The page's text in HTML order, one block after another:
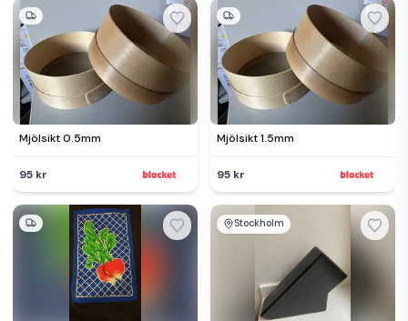
Mjölsikt 0.5mm
95 kr
Mjölsikt 1.5mm
95 kr
Stockholm